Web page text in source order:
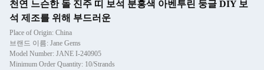
천연 느슨한 돌 진주 띠 보석 분홍색 아벤투린 둥글 DIY 보
석 제조를 위해 부드러운
Place of Origin: China
브랜드 이름: Jane Gems
Model Number: JANE I-240905
Minimum Order Quantity: 10/Strands